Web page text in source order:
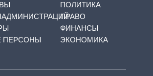
ПЕРСОНЫ
ПОЛИТИКА
ПРАВО
ФИНАНСЫ
ЭКОНОМИКА